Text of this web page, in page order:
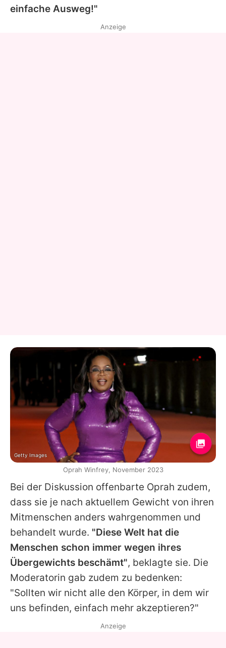
einfache Ausweg!"
Bei der Diskussion offenbarte Oprah zudem,
dass sie je nach aktuellem Gewicht von ihren
Mitmenschen anders wahrgenommen und
behandelt wurde. "Diese Welt hat die
Menschen schon immer wegen ihres
Übergewichts beschämt", beklagte sie. Die
Moderatorin gab zudem zu bedenken:
"Sollten wir nicht alle den Körper, in dem wir
uns befinden, einfach mehr akzeptieren?"
Anzeige
Getty Images
Oprah Winfrey, November 2023
Anzeige